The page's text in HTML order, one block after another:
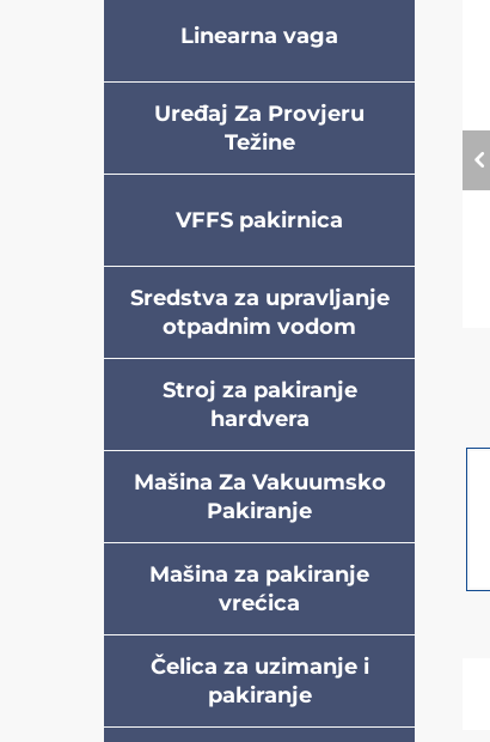
Linearna vaga
Uređaj Za Provjeru
Težine
VFFS pakirnica
Sredstva za upravljanje
otpadnim vodom
Stroj za pakiranje
hardvera
Mašina Za Vakuumsko
Pakiranje
Mašina za pakiranje
vrećica
Čelica za uzimanje i
pakiranje